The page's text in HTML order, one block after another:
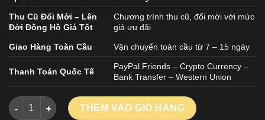
Thu Cũ Đổi Mới – Lên
Đời Đồng Hồ Giá Tốt
Chương trình thu cũ, đổi mới với mức
giá ưu đãi
Giao Hàng Toàn Cầu Vận chuyển toàn cầu từ 7 – 15 ngày
Thanh Toán Quốc Tế
PayPal Friends – Crypto Currency –
Bank Transfer – Western Union
Đồng Hồ Cartier Replica 11 Ballon Bleu Cao Cấp Dây Da Màu
THÊM VÀO GIỎ HÀNG